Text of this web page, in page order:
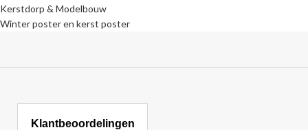
Kerstdorp & Modelbouw
Winter poster en kerst poster